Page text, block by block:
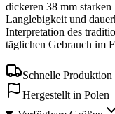
dickeren 38 mm
Langlebigkeit und
Interpretation des
täglichen Gebrauch im
Schnelle
Hergestellt in Polen